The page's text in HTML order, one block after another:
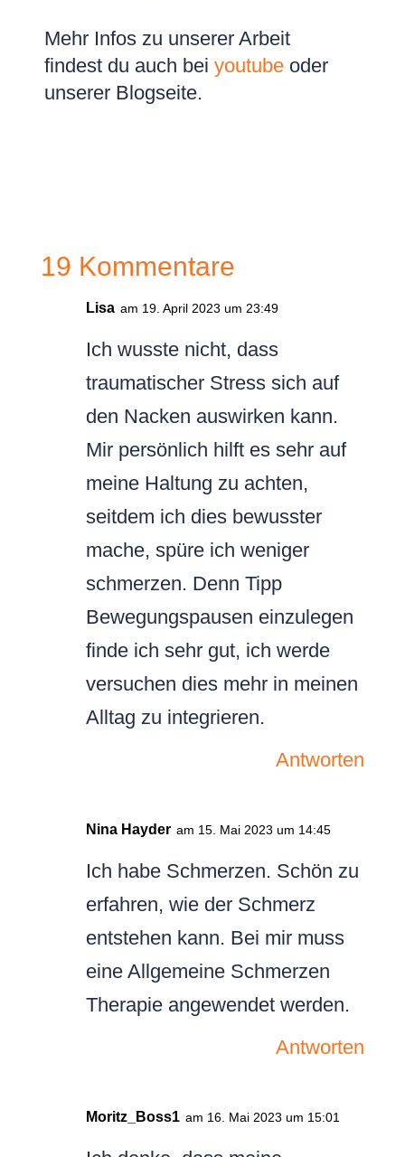
Mehr Infos zu unserer Arbeit
findest du auch beiyoutube oder
unserer Blogseite.
19 Kommentare
Lisa am 19. April 2023 um 23:49
Ich wusste nicht, dass
traumatischer Stress sich auf
den Nacken auswirken kann.
Mir persönlich hilft es sehr auf
meine Haltung zu achten,
seitdem ich dies bewusster
mache, spüre ich weniger
schmerzen. Denn Tipp
Bewegungspausen einzulegen
finde ich sehr gut, ich werde
versuchen dies mehr in meinen
Alltag zu integrieren.
Antworten
Nina Hayder am 15. Mai 2023 um 14:45
Ich habe Schmerzen. Schön zu
erfahren, wie der Schmerz
entstehen kann. Bei mir muss
eine Allgemeine Schmerzen
Therapie angewendet werden.
Antworten
Moritz_Boss1 am 16. Mai 2023 um 15:01